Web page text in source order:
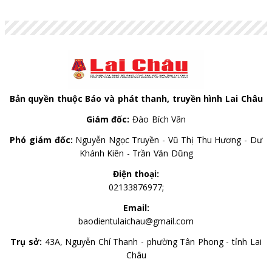
Bản quyền thuộc Báo và phát thanh, truyền hình Lai Châu
Giám đốc: Đào Bích Vân
Phó giám đốc: Nguyễn Ngọc Truyền - Vũ Thị Thu Hương - Dư
Khánh Kiên - Trần Văn Dũng
Điện thoại:
02133876977;
Email:
baodientulaichau@gmail.com
Trụ sở: 43A, Nguyễn Chí Thanh - phường Tân Phong - tỉnh Lai
Châu